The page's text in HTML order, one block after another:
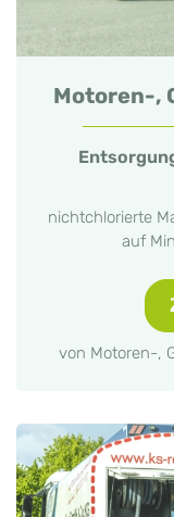
Motoren-,
nichtchlorierte
auf
von Motoren-,